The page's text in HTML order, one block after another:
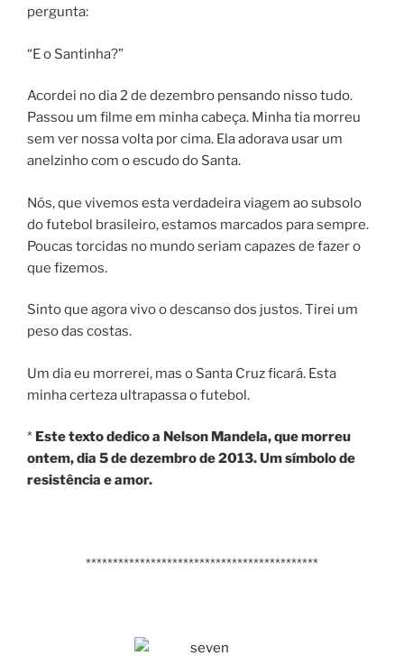
pergunta:
“E o Santinha?”
Acordei no dia 2 de dezembro pensando nisso tudo.
Passou um filme em minha cabeça. Minha tia morreu
sem ver nossa volta por cima. Ela adorava usar um
anelzinho com o escudo do Santa.
Nós, que vivemos esta verdadeira viagem ao subsolo
do futebol brasileiro, estamos marcados para sempre.
Poucas torcidas no mundo seriam capazes de fazer o
que fizemos.
Sinto que agora vivo o descanso dos justos. Tirei um
peso das costas.
Um dia eu morrerei, mas o Santa Cruz ficará. Esta
minha certeza ultrapassa o futebol.
* Este texto dedico a Nelson Mandela, que morreu
ontem, dia 5 de dezembro de 2013. Um símbolo de
resistência e amor.
*******************************************